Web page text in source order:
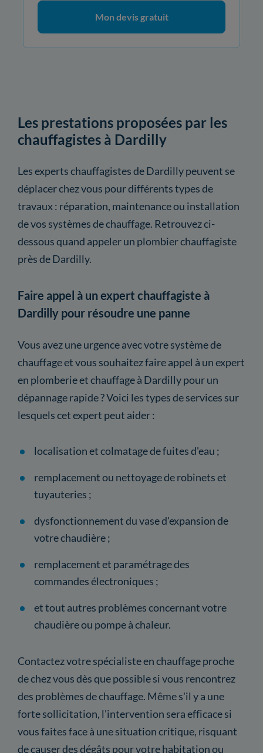
Mon devis gratuit
Les prestations proposées par les
chauffagistes à Dardilly
Les experts chauffagistes de Dardilly peuvent se
déplacer chez vous pour différents types de
travaux : réparation, maintenance ou installation
de vos systèmes de chauffage. Retrouvez ci-
dessous quand appeler un plombier chauffagiste
près de Dardilly.
Faire appel à un expert chauffagiste à
Dardilly pour résoudre une panne
Vous avez une urgence avec votre système de
chauffage et vous souhaitez faire appel à un expert
en plomberie et chauffage à Dardilly pour un
dépannage rapide ? Voici les types de services sur
lesquels cet expert peut aider :
localisation et colmatage de fuites d'eau ;
remplacement ou nettoyage de robinets et
tuyauteries ;
dysfonctionnement du vase d'expansion de
votre chaudière ;
remplacement et paramétrage des
commandes électroniques ;
et tout autres problèmes concernant votre
chaudière ou pompe à chaleur.
Contactez votre spécialiste en chauffage proche
de chez vous dès que possible si vous rencontrez
des problèmes de chauffage. Même s'il y a une
forte sollicitation, l'intervention sera efficace si
vous faites face à une situation critique, risquant
de causer des dégâts pour votre habitation ou